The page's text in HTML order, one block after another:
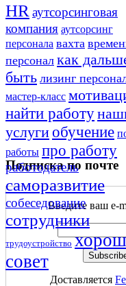
HRаутсорсинговая
компания аутсорсинг
персонала вахта
персонал как
быть лизинг
мастер-класс
найти работу
услугиобучение
работы про работу
работодатель
саморазвитие
собеседование
сотрудники
трудоустройство
совет
Подписка по почте
Введите ваш e-
Доставляется